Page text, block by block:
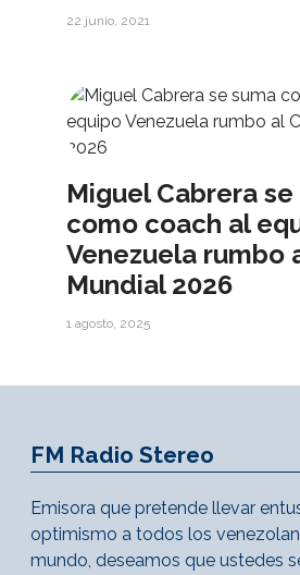
22 junio, 2021
Miguel Cabrera se
como coach al
Venezuela rumbo
Mundial 2026
1 agosto, 2025
FM Radio Stereo
Emisora que pretende llevar
optimismo a todos los
mundo, deseamos que ustedes